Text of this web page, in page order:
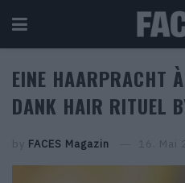
EINE HAARPRACHT
DANK HAIR RITUEL
by FACES Magazin 16. Mai